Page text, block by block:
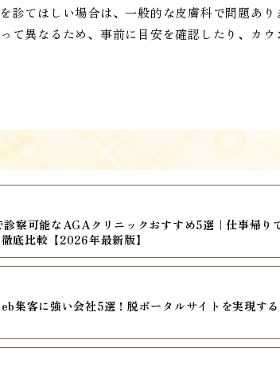
診てほしい場合は、一般的な皮膚科で問題あり
て異なるため、事前に目安を確認したり、カウ
察可能なAGAクリニックおすすめ5選｜仕事帰り
底比較【2026年最新版】
集客に強い会社5選！脱ポータルサイトを実現す